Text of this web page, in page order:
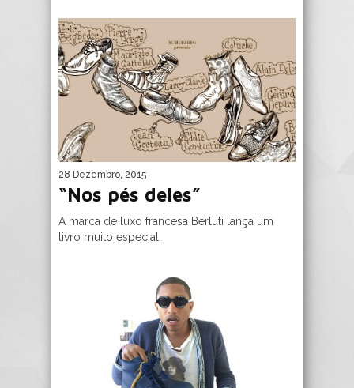
28 Dezembro, 2015
“Nos pés deles”
A marca de luxo francesa Berluti lança um
livro muito especial.